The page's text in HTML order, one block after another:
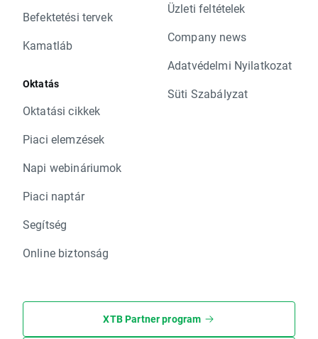
Befektetési tervek
Kamatláb
Oktatás
Oktatási cikkek
Piaci elemzések
Napi webináriumok
Piaci naptár
Segítség
Online biztonság
Üzleti feltételek
Company news
Adatvédelmi Nyilatkozat
Süti Szabályzat
XTB Partner program